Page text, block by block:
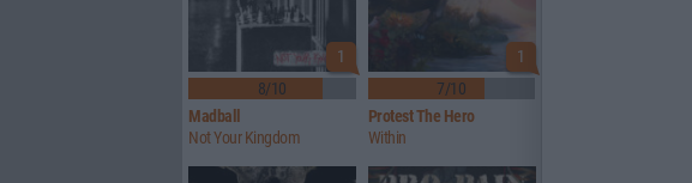
1
8/10
Madball
Not Your Kingdom
1
7/10
Protest The Hero
Within